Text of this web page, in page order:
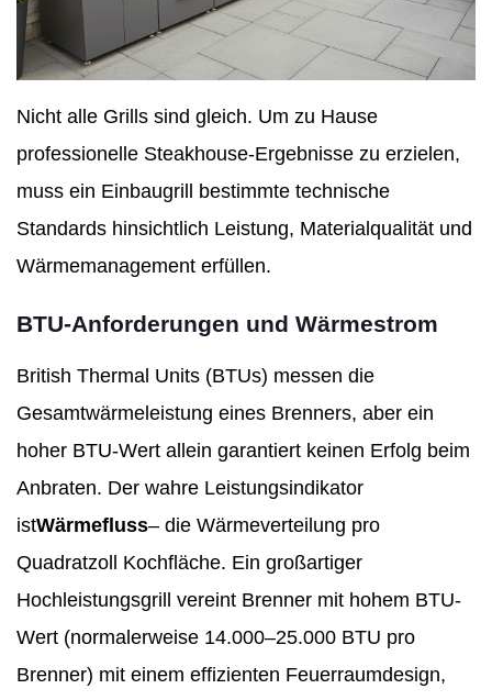
Nicht alle Grills sind gleich. Um zu Hause
professionelle Steakhouse-Ergebnisse zu erzielen,
muss ein Einbaugrill bestimmte technische
Standards hinsichtlich Leistung, Materialqualität und
Wärmemanagement erfüllen.
BTU-Anforderungen und Wärmestrom
British Thermal Units (BTUs) messen die
Gesamtwärmeleistung eines Brenners, aber ein
hoher BTU-Wert allein garantiert keinen Erfolg beim
Anbraten. Der wahre Leistungsindikator
istWärmefluss– die Wärmeverteilung pro
Quadratzoll Kochfläche. Ein großartiger
Hochleistungsgrill vereint Brenner mit hohem BTU-
Wert (normalerweise 14.000–25.000 BTU pro
Brenner) mit einem effizienten Feuerraumdesign,